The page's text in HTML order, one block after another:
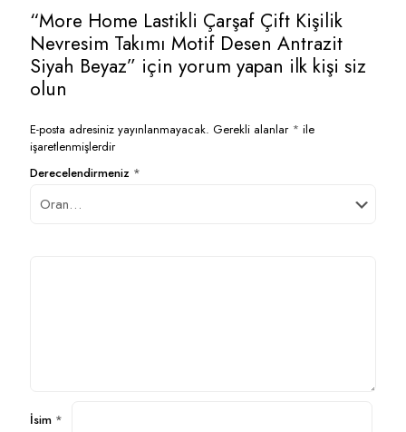
“More Home Lastikli Çarşaf Çift Kişilik
Nevresim Takımı Motif Desen Antrazit
Siyah Beyaz” için yorum yapan ilk kişi siz
olun
E-posta adresiniz yayınlanmayacak. Gerekli alanlar * ile
işaretlenmişlerdir
Derecelendirmeniz *
İsim *